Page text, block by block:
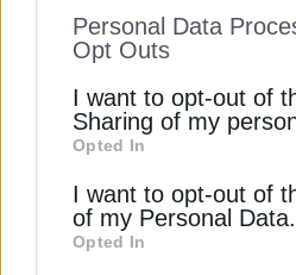
to your opt-out. You
information by third
of downstream
information may also be
third parties on the
Downstream Participants
Personal Data
Opt Outs
I want to opt-out of
Sharing of my
Opted In
I want to opt-out of
of my Personal Data.
Opted In
Συνεργασία Υπ.
τα ηλεκτρικά
1 Απριλίου 2026